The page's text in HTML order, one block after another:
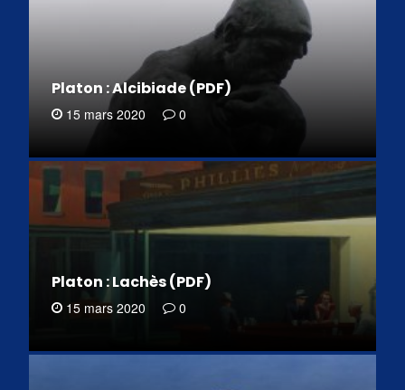
Platon : Alcibiade (PDF)
15 mars 2020 0
Platon : Lachès (PDF)
15 mars 2020 0